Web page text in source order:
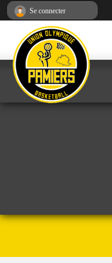
Se connecter
Panneau de gestion des